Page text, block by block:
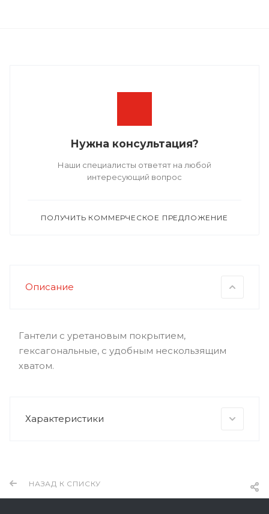
Нужна консультация?
Наши специалисты ответят на любой
интересующий вопрос
ПОЛУЧИТЬ КОММЕРЧЕСКОЕ ПРЕДЛОЖЕНИЕ
Описание
Гантели с уретановым покрытием,
гексагональные, с удобным нескользящим
хватом.
Характеристики
НАЗАД К СПИСКУ